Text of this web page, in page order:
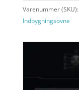
Varenummer (SKU):
Indbygningsovne